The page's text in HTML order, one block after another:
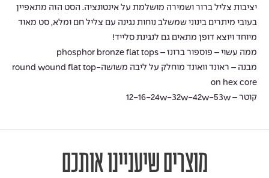
יציבות צליל ברור ושמירה מושלמת על אינטונציה. הסט הזה מתאפיין
בעובי מיתרים בינוני שמשלב נוחות נגינה עם צליל חם ומלא, סט מאוד
מיוחד ויוצא דופן מתאים גם לנגינת סלייד!
ממה עשוי – פוספור ברונז – phosphor bronze flat tops
מבנה – ראונד וואונד מוחלק על ליבה משושה-round wound flat top
on hex core
קוטר – 12-16-24w-32w-42w-53w
מוצרים שיעניינו אותכם